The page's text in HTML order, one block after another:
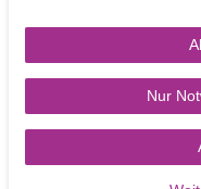
Blumendraht 24 gNur